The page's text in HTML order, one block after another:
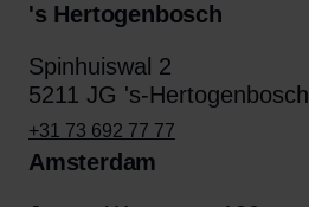
's Hertogenbosch
Spinhuiswal 2
5211 JG 's-Hertogenbosch
+31 73 692 77 77
Amsterdam